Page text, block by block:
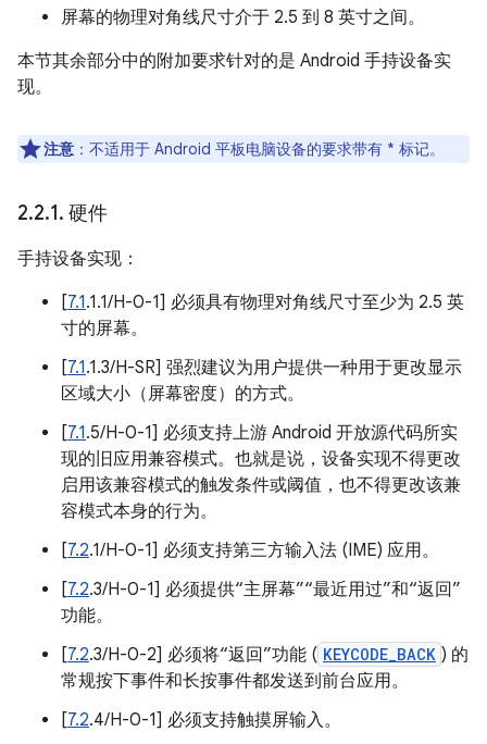
屏幕的物理对角线尺寸介于 2.5 到 8 英寸之间。
本节其余部分中的附加要求针对的是 Android 手持设备实
现。
注意 ：不适用于 Android 平板电脑设备的要求带有 * 标记。
2.2.1. 硬件
手持设备实现：
[7.1.1.1/H-0-1] 必须具有物理对角线尺寸至少为 2.5 英
寸的屏幕。
[7.1.1.3/H-SR] 强烈建议为用户提供一种用于更改显示
区域大小（屏幕密度）的方式。
[7.1.5/H-0-1] 必须支持上游 Android 开放源代码所实
现的旧应用兼容模式。也就是说，设备实现不得更改
启用该兼容模式的触发条件或阈值，也不得更改该兼
容模式本身的行为。
[7.2.1/H-0-1] 必须支持第三方输入法 (IME) 应用。
[7.2.3/H-0-1] 必须提供“主屏幕”“最近用过”和“返回”
功能。
[7.2.3/H-0-2] 必须将“返回”功能 ( KEYCODE_BACK ) 的
常规按下事件和长按事件都发送到前台应用。
[7.2.4/H-0-1] 必须支持触摸屏输入。